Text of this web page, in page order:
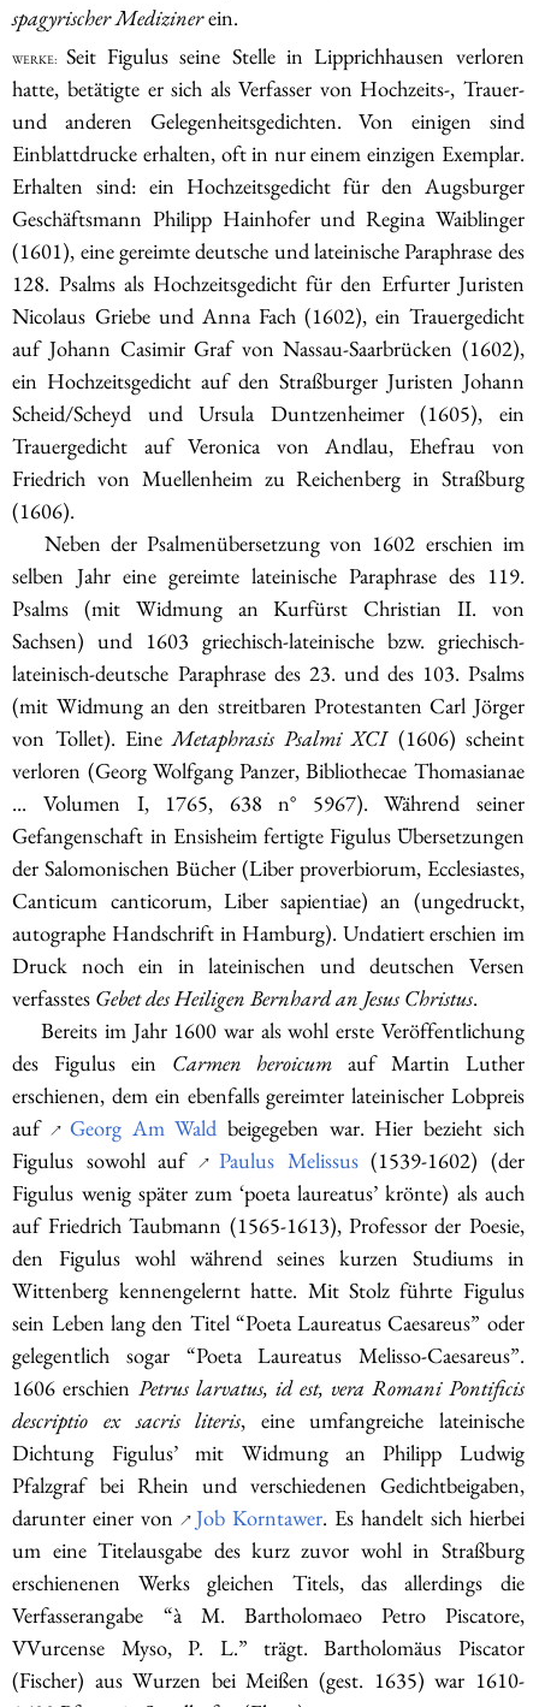
spagyrischer Medizinerein.
Werke: Seit Figulus seine Stelle in Lipprichhausen verloren
hatte, betätigte er sich als Verfasser von Hochzeits-, Trauer-
und anderen Gelegenheitsgedichten. Von einigen sind
Einblattdrucke erhalten, oft in nur einem einzigen Exemplar.
Erhalten sind: ein Hochzeitsgedicht für den Augsburger
Geschäftsmann Philipp Hainhofer und Regina Waiblinger
(1601), eine gereimte deutsche und lateinische Paraphrase des
128. Psalms als Hochzeitsgedicht für den Erfurter Juristen
Nicolaus Griebe und Anna Fach (1602), ein Trauergedicht
auf Johann Casimir Graf von Nassau-Saarbrücken (1602),
ein Hochzeitsgedicht auf den Straßburger Juristen Johann
Scheid/Scheyd und Ursula Duntzenheimer (1605), ein
Trauergedicht auf Veronica von Andlau, Ehefrau von
Friedrich von Muellenheim zu Reichenberg in Straßburg
(1606).
Neben der Psalmenübersetzung von 1602 erschien im
selben Jahr eine gereimte lateinische Paraphrase des 119.
Psalms (mit Widmung an Kurfürst Christian II. von
Sachsen) und 1603 griechisch-lateinische bzw. griechisch-
lateinisch-deutsche Paraphrase des 23. und des 103. Psalms
(mit Widmung an den streitbaren Protestanten Carl Jörger
von Tollet). EineMetaphrasis Psalmi XCI(1606) scheint
verloren (Georg Wolfgang Panzer, Bibliothecae Thomasianae
... Volumen I, 1765, 638 n° 5967). Während seiner
Gefangenschaft in Ensisheim fertigte Figulus Übersetzungen
der Salomonischen Bücher (Liber proverbiorum, Ecclesiastes,
Canticum canticorum, Liber sapientiae) an (ungedruckt,
autographe Handschrift in Hamburg). Undatiert erschien im
Druck noch ein in lateinischen und deutschen Versen
verfasstes Gebet des Heiligen Bernhard an Jesus Christus.
Bereits im Jahr 1600 war als wohl erste Veröffentlichung
des Figulus ein Carmen heroicum auf Martin Luther
erschienen, dem ein ebenfalls gereimter lateinischer Lobpreis
auf ↗ Georg Am Wald beigegeben war. Hier bezieht sich
Figulus sowohl auf
↗ Paulus Melissus(1539-1602) (der
Figulus wenig später zum ‘poeta laureatus’ krönte) als auch
auf Friedrich Taubmann (1565-1613), Professor der Poesie,
den Figulus wohl während seines kurzen Studiums in
Wittenberg kennengelernt hatte. Mit Stolz führte Figulus
sein Leben lang den Titel “Poeta Laureatus Caesareus” oder
gelegentlich sogar “Poeta Laureatus Melisso-Caesareus”.
1606 erschien Petrus larvatus, id est, vera Romani Pontificis
descriptio ex sacris literis, eine umfangreiche lateinische
Dichtung Figulus’ mit Widmung an Philipp Ludwig
Pfalzgraf bei Rhein und verschiedenen Gedichtbeigaben,
darunter einer von↗Job Korntawer. Es handelt sich hierbei
um eine Titelausgabe des kurz zuvor wohl in Straßburg
erschienenen Werks gleichen Titels, das allerdings die
Verfasserangabe “à M. Bartholomaeo Petro Piscatore,
VVurcense Myso, P. L.” trägt. Bartholomäus Piscator
(Fischer) aus Wurzen bei Meißen (gest. 1635) war 1610-